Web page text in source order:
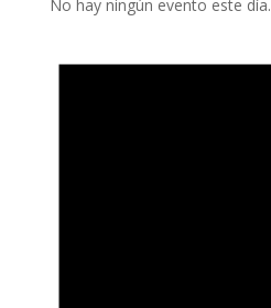
No hay ningún evento este día.